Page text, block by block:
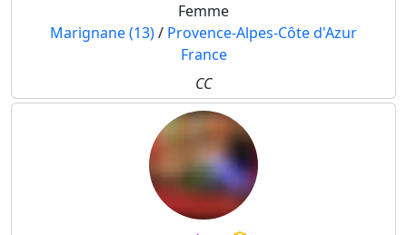
Femme
Marignane (13)/ Provence-Alpes-Côte d'Azur
France
CC